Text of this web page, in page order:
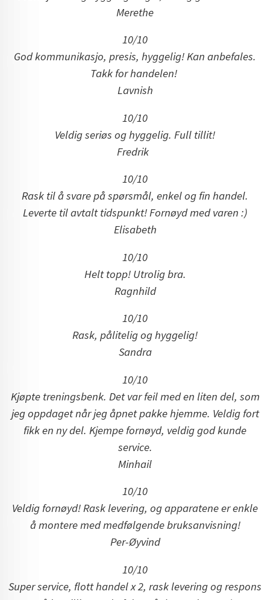
Merethe
10/10
God kommunikasjo, presis, hyggelig! Kan anbefales.
Takk for handelen!
Lavnish
10/10
Veldig seriøs og hyggelig. Full tillit!
Fredrik
10/10
Rask til å svare på spørsmål, enkel og fin handel.
Leverte til avtalt tidspunkt! Fornøyd med varen :)
Elisabeth
10/10
Helt topp! Utrolig bra.
Ragnhild
10/10
Rask, pålitelig og hyggelig!
Sandra
10/10
Kjøpte treningsbenk. Det var feil med en liten del, som
jeg oppdaget når jeg åpnet pakke hjemme. Veldig fort
fikk en ny del. Kjempe fornøyd, veldig god kunde
service.
Minhail
10/10
Veldig fornøyd! Rask levering, og apparatene er enkle
å montere med medfølgende bruksanvisning!
Per-Øyvind
10/10
Super service, flott handel x 2, rask levering og respons